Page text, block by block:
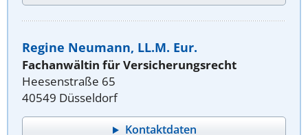
Regine Neumann, LL.M. Eur.
Fachanwältin für Versicherungsrecht
Heesenstraße 65
40549 Düsseldorf
Kontaktdaten